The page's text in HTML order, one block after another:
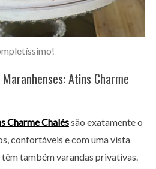
Atins Charme
Charme Chaléssão exatamente o
confortáveis e com uma vista
também varandas privativas.